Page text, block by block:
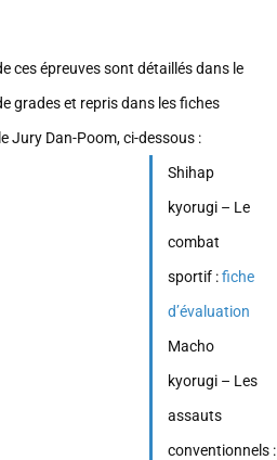
ces épreuves sont détaillés dans le
grades et repris dans les fiches
Jury Dan-Poom, ci-dessous :
Shihap
kyorugi – Le
combat
sportif :fiche
d’évaluation
Macho
kyorugi – Les
assauts
conventionnels :